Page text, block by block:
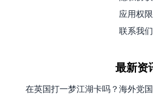
应用权限
联系我们
最新资
在英国打一梦江湖卡吗？海外党